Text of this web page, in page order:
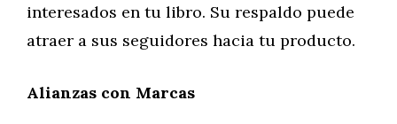
interesados en tu libro. Su respaldo puede
atraer a sus seguidores hacia tu producto.
Alianzas con Marcas